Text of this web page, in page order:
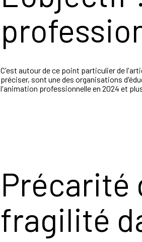
C'est autour de ce point particulier de
préciser, sont une des organisations
l'animation professionnelle en 2024 et
Précarité
fragilité